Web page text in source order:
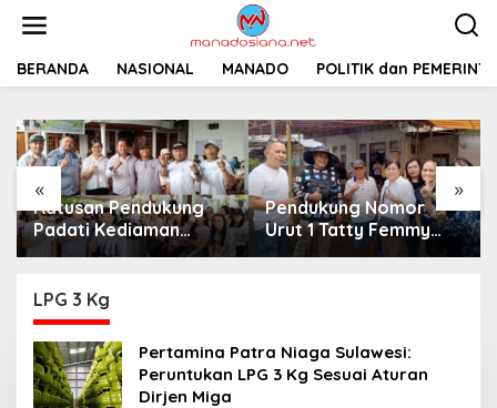
t
BERANDA NASIONAL MANADO POLITIK dan
« »
Ratusan Pendukung
Padati Kediaman
Cristy Toar Nomor
Dukungan Penuh
Kepada Calon Hukum
Tua Walantakan
Pendukung Nomor
Urut 1 Tatty Femmy
Pangkey Berikan
LPG 3 Kg
Pertamina Patra Niaga Sulawesi:
Peruntukan LPG 3 Kg Sesuai Aturan
Dirjen Miga